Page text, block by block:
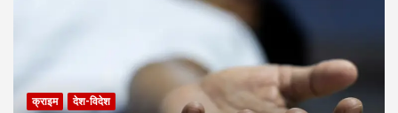
क्राइम देश-विदेश